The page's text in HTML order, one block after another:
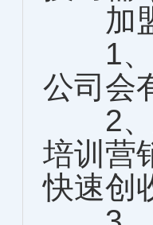
加盟
1、
公司会
2、
培训营
快速创